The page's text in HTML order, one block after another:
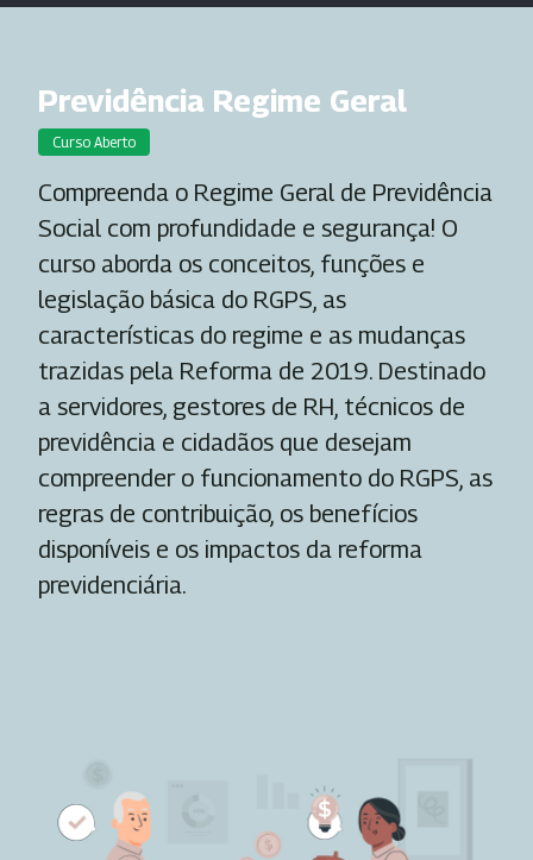
Previdência Regime Geral
Curso Aberto
Compreenda o Regime Geral de Previdência
Social com profundidade e segurança! O
curso aborda os conceitos, funções e
legislação básica do RGPS, as
características do regime e as mudanças
trazidas pela Reforma de 2019. Destinado
a servidores, gestores de RH, técnicos de
previdência e cidadãos que desejam
compreender o funcionamento do RGPS, as
regras de contribuição, os benefícios
disponíveis e os impactos da reforma
previdenciária.